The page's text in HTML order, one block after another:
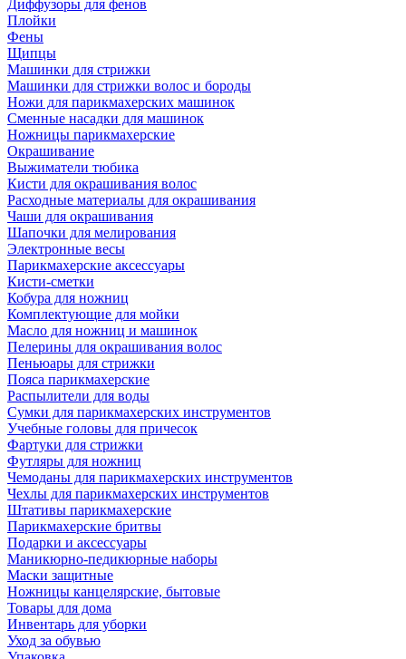
Диффузоры для фенов
Плойки
Фены
Щипцы
Машинки для стрижки
Машинки для стрижки волос и бороды
Ножи для парикмахерских машинок
Сменные насадки для машинок
Ножницы парикмахерские
Окрашивание
Выжиматели тюбика
Кисти для окрашивания волос
Расходные материалы для окрашивания
Чаши для окрашивания
Шапочки для мелирования
Электронные весы
Парикмахерские аксессуары
Кисти-сметки
Кобура для ножниц
Комплектующие для мойки
Масло для ножниц и машинок
Пелерины для окрашивания волос
Пеньюары для стрижки
Пояса парикмахерские
Распылители для воды
Сумки для парикмахерских инструментов
Учебные головы для причесок
Фартуки для стрижки
Футляры для ножниц
Чемоданы для парикмахерских инструментов
Чехлы для парикмахерских инструментов
Штативы парикмахерские
Парикмахерские бритвы
Подарки и аксессуары
Маникюрно-педикюрные наборы
Маски защитные
Ножницы канцелярские, бытовые
Товары для дома
Инвентарь для уборки
Уход за обувью